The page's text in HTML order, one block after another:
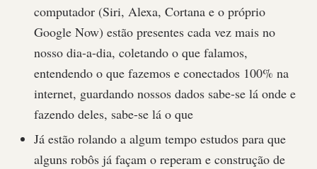
computador (Siri, Alexa, Cortana e o próprio
Google Now) estão presentes cada vez mais no
nosso dia-a-dia, coletando o que falamos,
entendendo o que fazemos e conectados 100% na
internet, guardando nossos dados sabe-se lá onde e
fazendo deles, sabe-se lá o que
Já estão rolando a algum tempo estudos para que
alguns robôs já façam o reperam e construção de